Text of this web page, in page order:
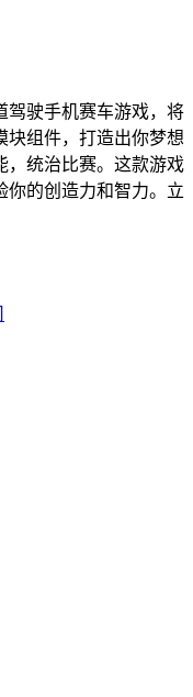
驾驶手机赛车游戏，将
块组件，打造出你梦想
，统治比赛。这款游戏
你的创造力和智力。立